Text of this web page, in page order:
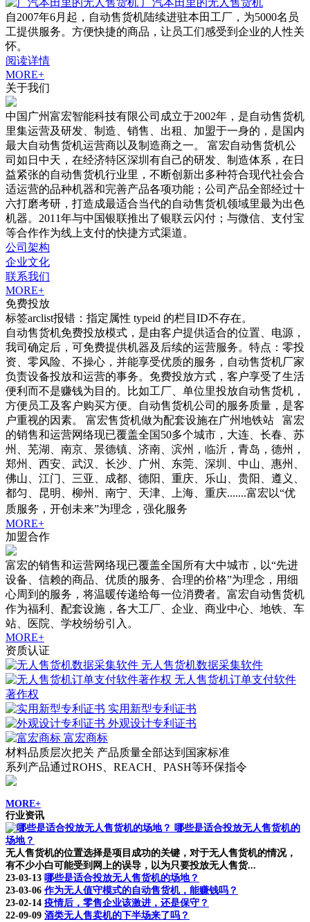
广汽本田里的无人售货机
自2007年6月起，自动售货机陆续进驻本田工厂，为5000名员
工提供服务。方便快捷的商品，让员工们感受到企业的人性关
怀。
阅读详情
MORE+
关于我们
中国广州富宏智能科技有限公司成立于2002年，是自动售货机
里集运营及研发、制造、销售、出租、加盟于一身的，是国内
最大自动售货机运营商以及制造商之一。 富宏自动售货机公
司如日中天，在经济特区深圳有自己的研发、制造体系，在日
益紧张的自动售货机行业里，不断创新出多种符合现代社会合
适运营的品种机器和完善产品各项功能；公司产品全部经过十
六打磨考研，打造成最适合当代的自动售货机领域里最为出色
机器。2011年与中国银联推出了银联云闪付；与微信、支付宝
等合作作为线上支付的快捷方式渠道。
公司架构
企业文化
联系我们
MORE+
免费投放
标签arclist报错：指定属性 typeid 的栏目ID不存在。
自动售货机免费投放模式，是由客户提供适合的位置、电源，
我司确定后，可免费提供机器及后续的运营服务。特点：零投
资、零风险、不操心，并能享受优质的服务，自动售货机厂家
负责设备投放和运营的事务。免费投放方式，客户享受了生活
便利而不是赚钱为目的。比如工厂、单位里投放自动售货机，
方便员工及客户购买方便。自动售货机公司的服务质量，是客
户重视的因素。 富宏售货机做为配套设施在广州地铁站 富宏
的销售和运营网络现已覆盖全国50多个城市，大连、长春、苏
州、芜湖、南京、景德镇、济南、滨州，临沂，青岛，德州，
郑州、西安、武汉、长沙、广州、东莞、深圳、中山、惠州、
佛山、江门、三亚、成都、德阳、重庆、乐山、贵阳、遵义、
都匀、昆明、柳州、南宁、天津、上海、重庆.......富宏以“优
质服务，开创未来”为理念，强化服务
MORE+
加盟合作
富宏的销售和运营网络现已覆盖全国所有大中城市，以“先进
设备、信赖的商品、优质的服务、合理的价格”为理念，用细
心周到的服务，将温暖传递给每一位消费者。富宏自动售货机
作为福利、配套设施，各大工厂、企业、商业中心、地铁、车
站、医院、学校纷纷引入。
MORE+
资质认证
无人售货机数据采集软件
无人售货机订单支付软件
著作权
实用新型专利证书
外观设计专利证书
富宏商标
材料品质层次把关 产品质量全部达到国家标准
系列产品通过ROHS、REACH、PASH等环保指令
MORE+
行业资讯
哪些是适合投放无人售货机的
场地？
无人售货机的位置选择是项目成功的关键，对于无人售货机的情况，
有不少小白可能受到网上的误导，以为只要投放无人售货...
23-03-13 哪些是适合投放无人售货机的场地？
23-03-06 作为无人值守模式的自动售货机，能赚钱吗？
23-02-14 疫情后，零售企业该激进，还是保守？
22-09-09 酒类无人售卖机的下半场来了吗？